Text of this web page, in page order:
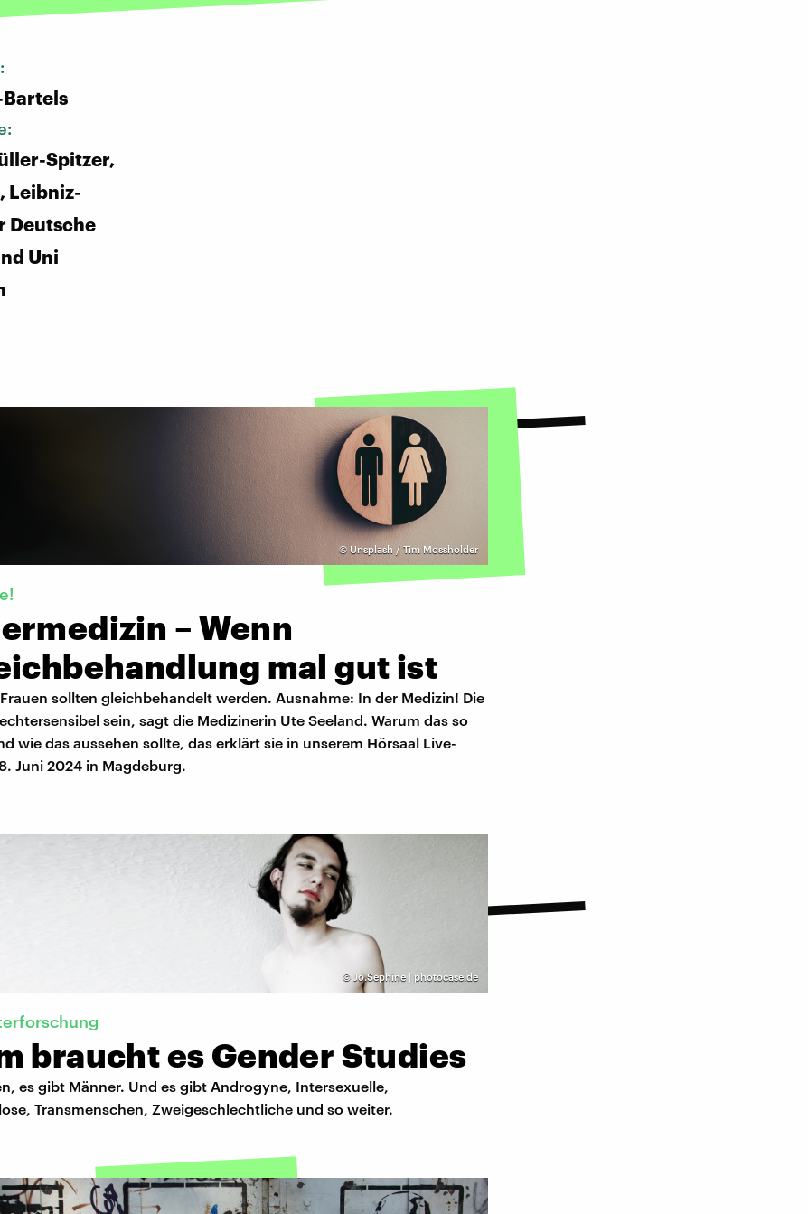
Spitzer,
Leibniz-
Deutsche
Uni
© Unsplash / Tim Mossholder
– Wenn
mal gut ist
sollten gleichbehandelt werden. Ausnahme: In der Medizin! Die
sein, sagt die Medizinerin Ute Seeland. Warum das so
wie das aussehen sollte, das erklärt sie in unserem Hörsaal Live-
Juni 2024 in Magdeburg.
© Jo.Sephine | photocase.de
braucht es Gender Studies
es gibt Männer. Und es gibt Androgyne, Intersexuelle,
Transmenschen, Zweigeschlechtliche und so weiter.